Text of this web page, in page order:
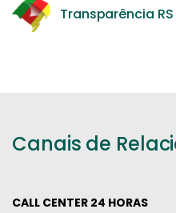
Transparência RS
Canais de
CALL CENTER 24 HORAS